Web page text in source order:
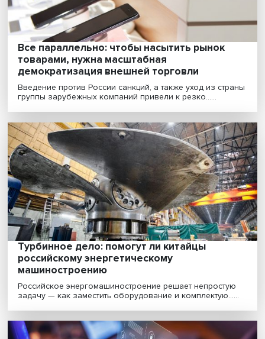
Ученые ВШЭ планируют исследовать воздействие
внешних шоков на экономику и социальную сферу
стран,......
Жить можно: как Иран справляется с
западными санкциями
Иран находится под санкциями более 40 лет. У
запрещено покупать нефть, заморожены ее вклад......